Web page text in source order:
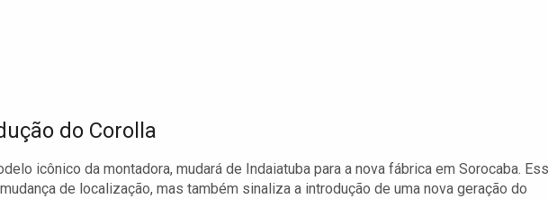
do Corolla
icônico da montadora, mudará de Indaiatuba para a nova fábrica em Sorocaba.
de localização, mas também sinaliza a introdução de uma nova geração do